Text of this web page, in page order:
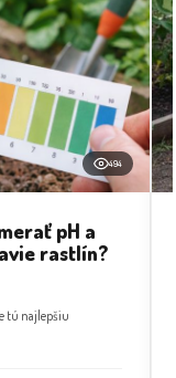
494
pH a
rastlín?
tú najlepšiu